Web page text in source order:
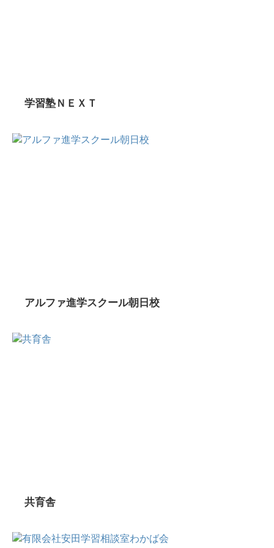
学習塾ＮＥＸＴ
アルファ進学スクール朝日校
共育舎